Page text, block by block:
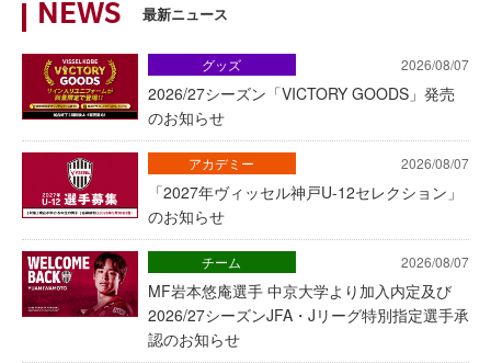
NEWS 最新ニュース
2026/08/07
2026/27シーズン「VICTORY GOODS」発売
のお知らせ
グッズ
2026/08/07
「2027年ヴィッセル神戸U-12セレクション」
のお知らせ
アカデミー
2026/08/07
MF岩本悠庵選手 中京大学より加入内定及び
2026/27シーズンJFA・Jリーグ特別指定選手承
認のお知らせ
チーム